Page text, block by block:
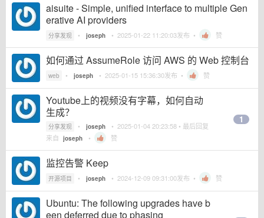
aisuite - Simple, unified interface to multiple Gen
erative AI providers
分享发现 • joseph • 2025-01-22 11:20:03发布 • 赞
如何通过 AssumeRole 访问 AWS 的 Web 控制台
web • joseph • 2025-01-15 15:36:30发布 • 赞
Youtube上的视频没有字幕，如何自动
生成？
分享发现 • joseph • 2025-01-04 20:23:58 • 最后回复
来自 joseph • 赞
1
监控告警 Keep
开源项目 • joseph • 2024-12-09 09:31:00发布 • 赞
Ubuntu: The following upgrades have b
een deferred due to phasing